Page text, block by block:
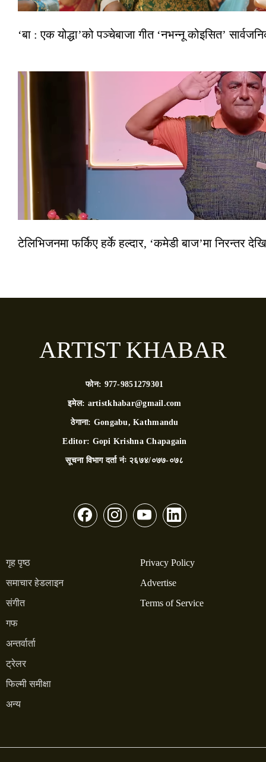
‘बा : एक योद्धा’को पञ्चेबाजा गीत ‘नभन्नू कोइसित’
टेलिभिजनमा फर्किए हर्के हल्दार, ‘कमेडी बाज’मा निरन्तर
ARTIST KHABAR
फोन: 977-9851279301
इमेल: artistkhabar@gmail.com
ठेगाना: Gongabu, Kathmandu
Editor: Gopi Krishna Chapagain
सूचना विभाग दर्ता नंः २६७४/०७७-०७८
गृह पृष्ठ
समाचार हेडलाइन
संगीत
गफ
अन्तर्वार्ता
ट्रेलर
फिल्मी समीक्षा
अन्य
Privacy Policy
Advertise
Terms of Service